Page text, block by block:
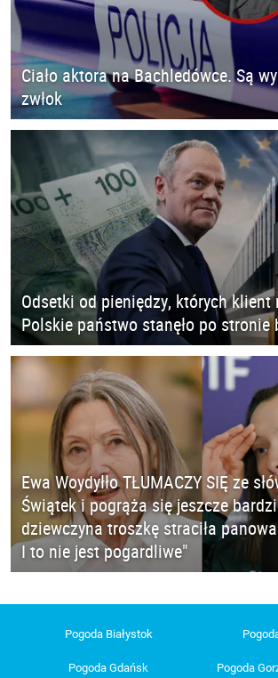
Ciało aktora na Bachledówce. Są
zwłok
Odsetki od pieniędzy, których klient
Polskie państwo stanęło po stronie
Ewa Woydyłło TŁUMACZY SIĘ ze
Świątek i pogrąża się jeszcze
dziewczyna troszkę straciła
I to nie jest pogardliwe"
Pogoda Białystok
Pogoda Gdańsk
Pogoda